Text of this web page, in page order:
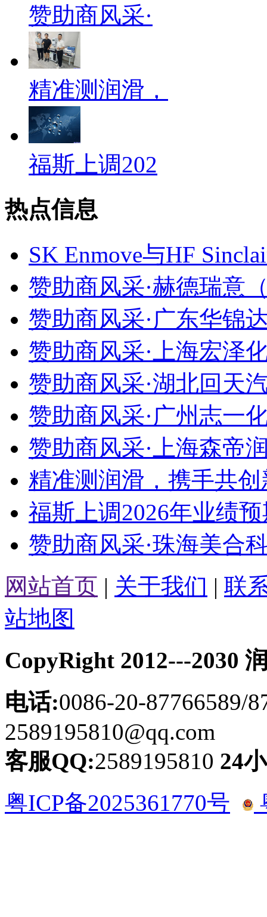
赞助商风采·
精准测润滑，
福斯上调202
热点信息
SK Enmove与HF
赞助商风采·赫德瑞意
赞助商风采·广东华锦
赞助商风采·上海宏泽
赞助商风采·湖北回天
赞助商风采·广州志一
赞助商风采·上海森帝
精准测润滑，携手共
福斯上调2026年业绩
赞助商风采·珠海美合
网站首页 | 关于我们 | 联
站地图
CopyRight 2012---2030
电话:0086-20-87766589/
2589195810@qq.com
客服QQ:2589195810 24
粤ICP备2025361770号